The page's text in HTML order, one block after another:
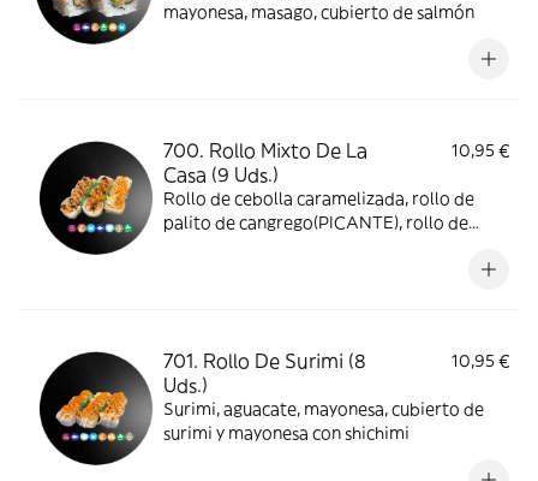
mayonesa, masago, cubierto de salmón
700. Rollo Mixto De La
Casa (9 Uds.)
10,95 €
Rollo de cebolla caramelizada, rollo de
palito de cangrego(PICANTE), rollo de
701. Rollo De Surimi (8
Uds.)
10,95 €
Surimi, aguacate, mayonesa, cubierto de
surimi y mayonesa con shichimi